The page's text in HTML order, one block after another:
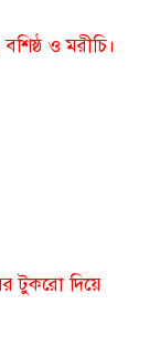
ও মরীচি।
টুকরো দিয়ে